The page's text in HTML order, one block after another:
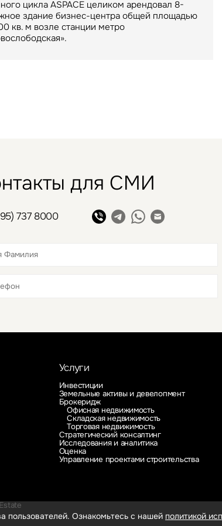
цикла ASPACE целиком арендовал 8-
здание бизнес-центра общей площадью
кв. м возле станции метро
российский маркетплейс стал
склада в индустриальном парке
Холмогоры» на северо-востоке Москвы
"Метрополис" общей площадью 205 тыс. кв.
построен девелопером Capital Partners
году
для СМИ
737 8000
Услуги
Инвестиции
Земельные активы и девелопмент
Брокеридж
Офисная недвижимость
Складская недвижимость
Торговая недвижимость
Стратегический консалтинг
Исследования и аналитика
Оценка
Управление проектами строительства
пользователей. Ознакомьтесь с нашей политикой